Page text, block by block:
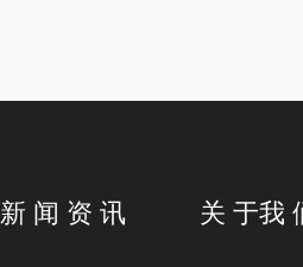
新 闻 资 讯 关 于我